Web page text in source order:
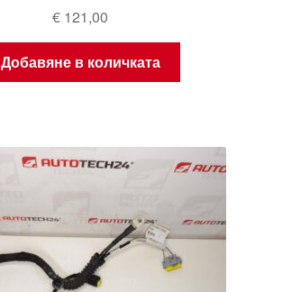
€ 121,00
Добавяне в количката